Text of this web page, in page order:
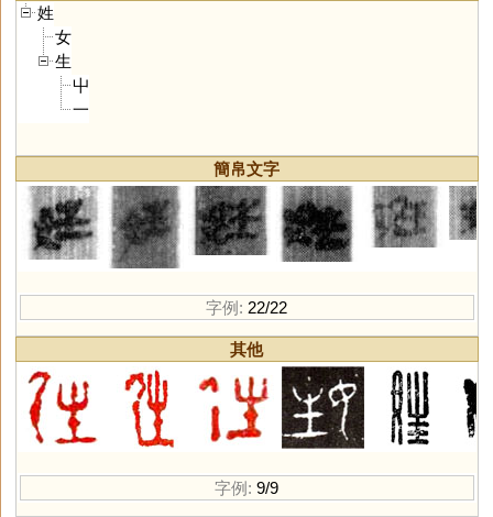
姓
女
生
屮
一
簡帛文字
字例: 22/22
其他
字例: 9/9